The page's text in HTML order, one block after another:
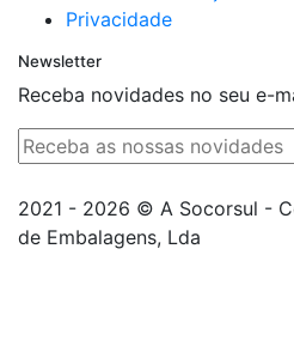
Privacidade
Newsletter
Receba novidades no seu e-
2021 - 2026 © A Socorsul -
de Embalagens, Lda